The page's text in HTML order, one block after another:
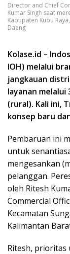
Director and Chief
Kumar Singh saat
Kabupaten Kubu
Daeng
Kolase.id –
IOH) melalui
jangkauan
layanan melalui
(rural). Kali ini,
konsep baru
Pembaruan ini
untuk
mengesankan
pelanggan.
oleh Ritesh
Commercial
Kecamatan
Kalimantan
Ritesh, prioritas